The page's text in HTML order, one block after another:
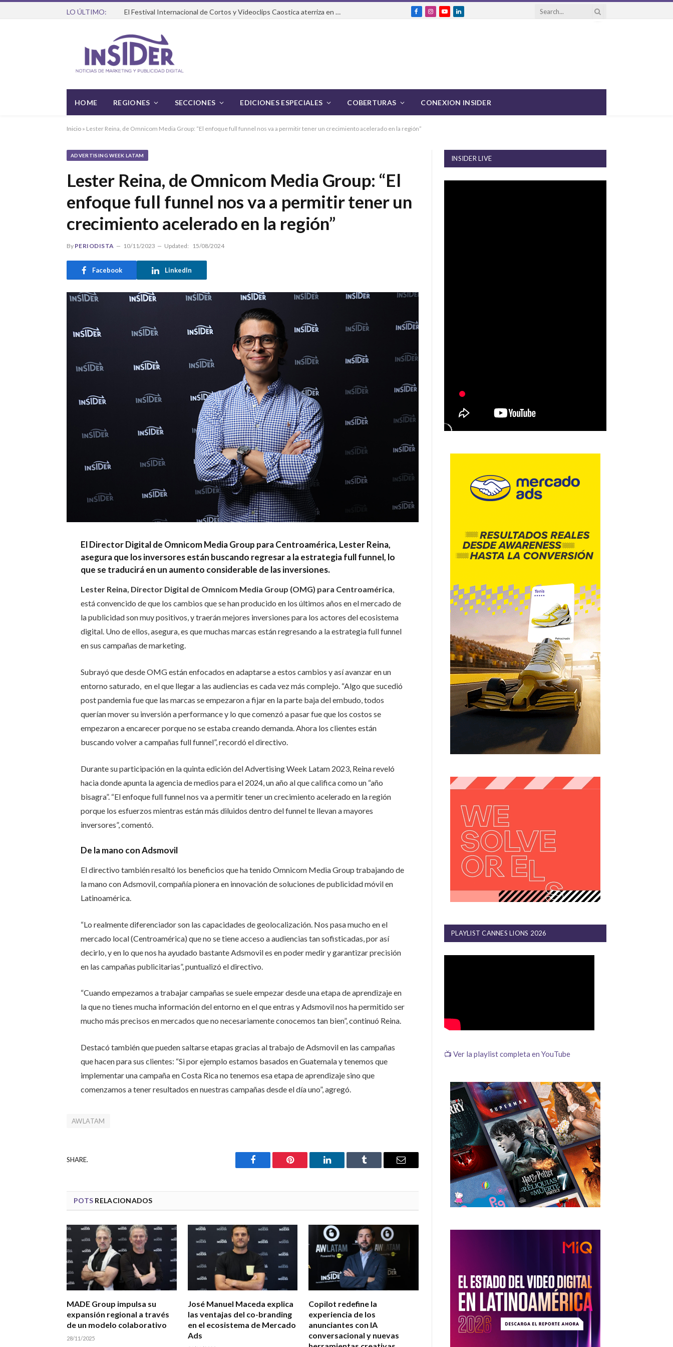
LO ÚLTIMO: El Festival Internacional de Cortos y Videoclips Caostica aterriza en Ciudad de México
FacebookInstagram
YouTubeLinkedIn
HOME REGIONES SECCIONES EDICIONES ESPECIALES COBERTURAS CONEXION INSIDER
Inicio » Lester Reina, de Omnicom Media Group: “El enfoque full funnel nos va a permitir tener un crecimiento acelerado en la región”
ADVERTISING WEEK LATAM
Lester Reina, de Omnicom Media Group: “El
enfoque full funnel nos va a permitir tener un
crecimiento acelerado en la región”
By PERIODISTA 10/11/2023 Updated: 15/08/2024
Facebook LinkedIn
El Director Digital de Omnicom Media Group para Centroamérica, Lester Reina,
asegura que los inversores están buscando regresar a la estrategia full funnel, lo
que se traducirá en un aumento considerable de las inversiones.
Lester Reina, Director Digital de Omnicom Media Group (OMG) para Centroamérica,
está convencido de que los cambios que se han producido en los últimos años en el mercado de
la publicidad son muy positivos, y traerán mejores inversiones para los actores del ecosistema
digital.Uno de ellos, asegura, es que muchas marcas están regresando a la estrategia full funnel
en sus campañas de marketing.
Subrayó que desde OMG están enfocados en adaptarse a estos cambios y así avanzar en un
entorno saturado, en el que llegar a las audiencias es cada vez más complejo. “Algo que sucedió
post pandemia fue que las marcas se empezaron a fijar en la parte baja del embudo, todos
querían mover su inversión a performance y lo que comenzó a pasar fue que los costos se
empezaron a encarecer porque no se estaba creando demanda. Ahora los clientes están
buscando volver a campañas full funnel”, recordó el directivo.
Durante su participación en la quinta edición del Advertising Week Latam 2023, Reina reveló
hacia donde apunta la agencia de medios para el 2024, un año al que califica como un “año
bisagra”. “El enfoque full funnel nos va a permitir tener un crecimiento acelerado en la región
porque los esfuerzos mientras están más diluidos dentro del funnel te llevan a mayores
inversores”, comentó.
De la mano con Adsmovil
El directivo también resaltó los beneficios que ha tenido Omnicom Media Group trabajando de
la mano con Adsmovil, compañía pionera en innovación de soluciones de publicidad móvil en
Latinoamérica.
“Lo realmente diferenciador son las capacidades de geolocalización. Nos pasa mucho en el
mercado local (Centroamérica) que no se tiene acceso a audiencias tan sofisticadas, por así
decirlo, y en lo que nos ha ayudado bastante Adsmovil es en poder medir y garantizar precisión
en las campañas publicitarias”, puntualizó el directivo.
“Cuando empezamos a trabajar campañas se suele empezar desde una etapa de aprendizaje en
la que no tienes mucha información del entorno en el que entras y Adsmovil nos ha permitido ser
mucho más precisos en mercados que no necesariamente conocemos tan bien”, continuó Reina.
Destacó también que pueden saltarse etapas gracias al trabajo de Adsmovil en las campañas
que hacen para sus clientes: “Si por ejemplo estamos basados en Guatemala y tenemos que
implementar una campaña en Costa Rica no tenemos esa etapa de aprendizaje sino que
comenzamos a tener resultados en nuestras campañas desde el día uno”, agregó.
AWLATAM
SHARE.
Facebook Pinterest LinkedIn Tumblr Email
POTS RELACIONADOS
MADE Group impulsa su
expansión regional a través
de un modelo colaborativo
28/11/2025
José Manuel Maceda explica
las ventajas del co-branding
en el ecosistema de Mercado
Ads
Copilot redefine la
experiencia de los
anunciantes con IA
conversacional y nuevas
INSIDER LIVE
PLAYLIST CANNES LIONS 2026
📺 Ver la playlist completa en YouTube